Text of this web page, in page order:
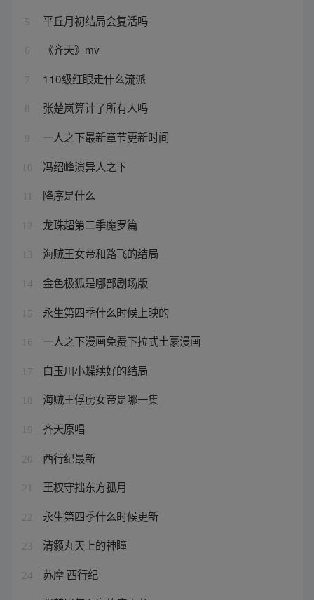
5 平丘月初结局会复活吗
6 《齐天》mv
7 110级红眼走什么流派
8 张楚岚算计了所有人吗
9 一人之下最新章节更新时间
10 冯绍峰演异人之下
降序是什么
12 龙珠超第二季魔罗篇
13 海贼王女帝和路飞的结局
14 金色极狐是哪部剧场版
15 永生第四季什么时候上映的
16 一人之下漫画免费下拉式土豪漫画
17 白玉川小蝶续好的结局
18 海贼王俘虏女帝是哪一集
19 齐天原唱
20 西行纪最新
21 王权守拙东方孤月
22 永生第四季什么时候更新
23 清籁丸天上的神瞳
24 苏摩 西行纪